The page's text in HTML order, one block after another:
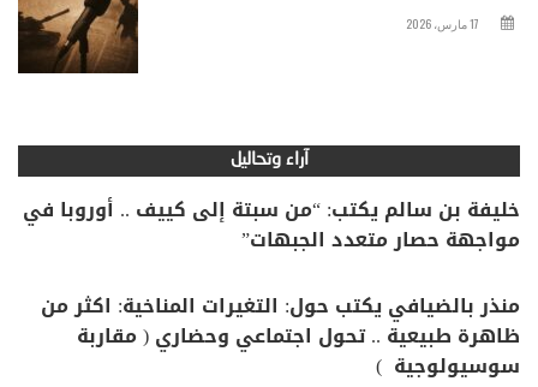
17 مارس، 2026
آراء وتحاليل
خليفة بن سالم يكتب: “من سبتة إلى كييف .. أوروبا في
مواجهة حصار متعدد الجبهات”
منذر بالضيافي يكتب حول: التغيرات المناخية: اكثر من
ظاهرة طبيعية .. تحول اجتماعي وحضاري ( مقاربة
سوسيولوجية )